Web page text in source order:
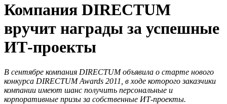
Компания DIRECTUM
вручит награды за успешные
ИТ-проекты
В сентябре компания DIRECTUMобъявила о старте нового
конкурса DIRECTUM Awards 2011 , в ходе которого заказчики
компании имеют шанс получить персональные и
корпоративные призы за собственные ИТ-проекты.